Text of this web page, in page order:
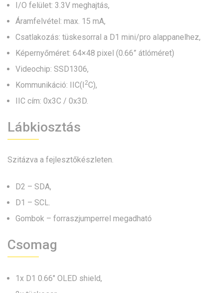
I/O felület: 3.3V meghajtás,
Áramfelvétel: max. 15 mA,
Csatlakozás: tüskesorral a D1 mini/pro alappanelhez,
Képernyőméret: 64×48 pixel (0.66” átlóméret)
Videochip: SSD1306,
Kommunikáció: IIC(I 2C),
IIC cím: 0x3C / 0x3D.
Lábkiosztás
Szitázva a fejlesztőkészleten.
D2 – SDA,
D1 – SCL.
Gombok – forraszjumperrel megadható
Csomag
1x D1 0.66″ OLED shield,